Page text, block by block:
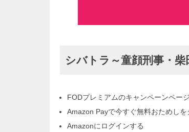
シバトラ～童顔刑事・
FODプレミアムのキャンペーンペー
Amazon Payで今すぐ無料おためしを
Amazonにログインする